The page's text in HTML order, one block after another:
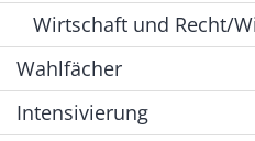
Wirtschaft und Recht/
Wahlfächer
Intensivierung